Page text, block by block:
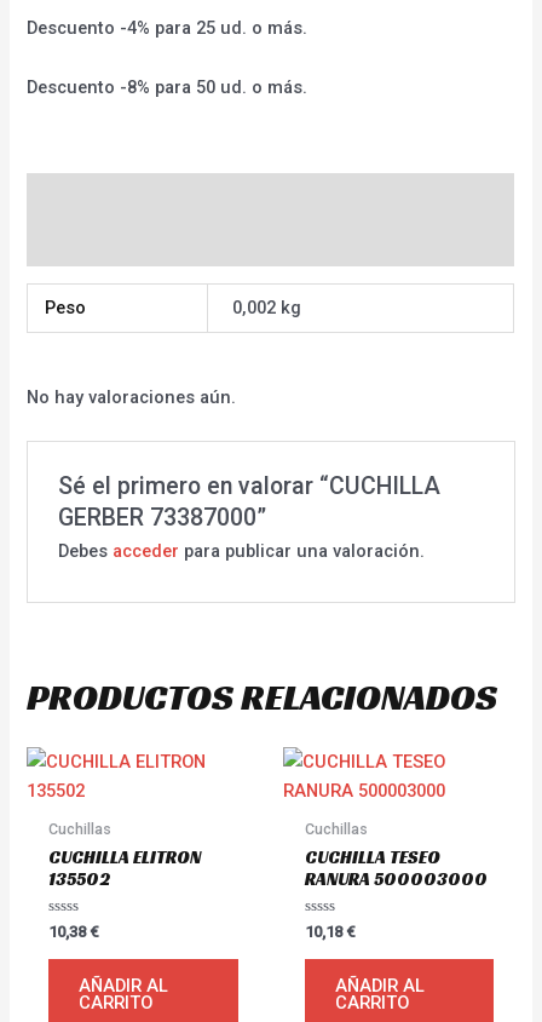
Descuento -4% para 25 ud. o más.
Descuento -8% para 50 ud. o más.
Peso 0,002 kg
No hay valoraciones aún.
Sé el primero en valorar “CUCHILLA
GERBER 73387000”
Debes acceder para publicar una valoración.
PRODUCTOS RELACIONADOS
Cuchillas
CUCHILLA ELITRON
135502
Valorado
con
0
10,38€
AÑADIR AL
CARRITO
Cuchillas
CUCHILLA TESEO
RANURA 500003000
Valorado
con
0
10,18€
AÑADIR AL
CARRITO